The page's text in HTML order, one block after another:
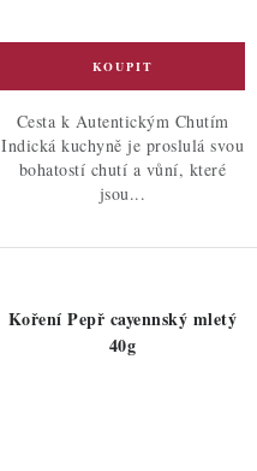
Cesta k Autentickým Chutím
Indická kuchyně je proslulá svou
bohatostí chutí a vůní, které
jsou...
Koření Pepř cayennský mletý
40g